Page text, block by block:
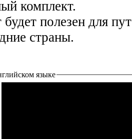
комплект.
будет полезен для
страны.
языке